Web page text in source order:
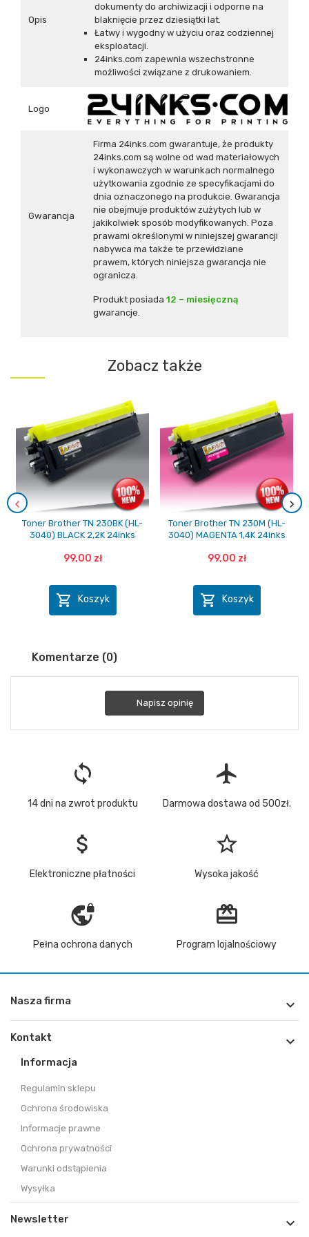
Opis
dokumenty do archiwizacji i odporne na
blaknięcie przez dziesiątki lat.
Łatwy i wygodny w użyciu oraz codziennej
eksploatacji.
24inks.com zapewnia wszechstronne
możliwości związane z drukowaniem.
Logo
Gwarancja
Firma 24inks.com gwarantuje, że produkty
24inks.com są wolne od wad materiałowych
i wykonawczych w warunkach normalnego
użytkowania zgodnie ze specyfikacjami do
dnia oznaczonego na produkcie. Gwarancja
nie obejmuje produktów zużytych lub w
jakikolwiek sposób modyfikowanych. Poza
prawami określonymi w niniejszej gwarancji
nabywca ma także te przewidziane
prawem, których niniejsza gwarancja nie
ogranicza.
Produkt posiada 12 – miesięczną
gwarancje.
Zobacz także
Toner Brother TN 230BK (HL-
3040) BLACK 2,2K 24inks
99,00 zł
 Koszyk
Toner Brother TN 230M (HL-
3040) MAGENTA 1,4K 24inks
99,00 zł
 Koszyk
Komentarze (0)
Napisz opinię
loop
14 dni na zwrot produktu
flight
Darmowa dostawa od 500zł.
attach_money
Elektroniczne płatności
star_border
Wysoka jakość
vpn_lock
Pełna ochrona danych
redeem
Program lojalnościowy
Nasza firma 
Kontakt 
Informacja
Regulamin sklepu
Ochrona środowiska
Informacje prawne
Ochrona prywatności
Warunki odstąpienia
Wysyłka
Newsletter 